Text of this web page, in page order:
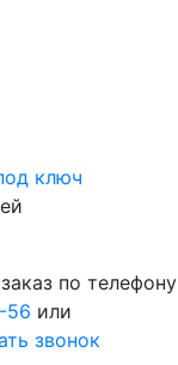
ключ
по телефону
56 или
звонок